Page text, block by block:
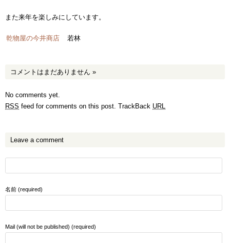
また来年を楽しみにしています。
乾物屋の今井商店 若林
コメントはまだありません »
No comments yet.
RSS feed for comments on this post. TrackBack URL
Leave a comment
名前 (required)
Mail (will not be published) (required)